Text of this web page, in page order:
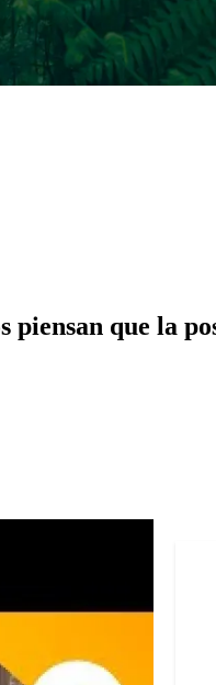
que la
Whatsapp